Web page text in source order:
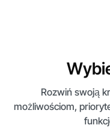
Rozwiń swoją
możliwościom,